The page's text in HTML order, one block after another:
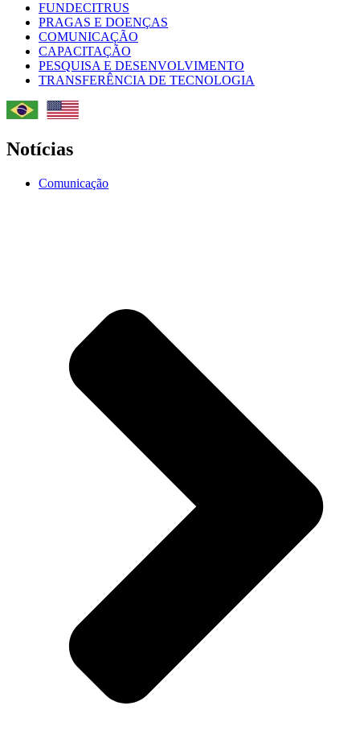
FUNDECITRUS
PRAGAS E DOENÇAS
COMUNICAÇÃO
CAPACITAÇÃO
PESQUISA E DESENVOLVIMENTO
TRANSFERÊNCIA DE TECNOLOGIA
Notícias
Comunicação